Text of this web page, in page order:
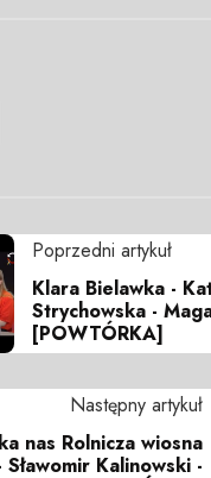
Poprzedni artykuł
Klara Bielawka -
Strychowska -
[POWTÓRKA]
Następny artykuł
nas Rolnicza wiosna
Kalinowski -